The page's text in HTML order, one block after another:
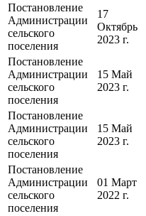
Постановление
Администрации
сельского
поселения
17
Октябрь
2023 г.
Постановление
Администрации
сельского
поселения
15 Май
2023 г.
Постановление
Администрации
сельского
поселения
15 Май
2023 г.
Постановление
Администрации
сельского
поселения
01 Март
2022 г.